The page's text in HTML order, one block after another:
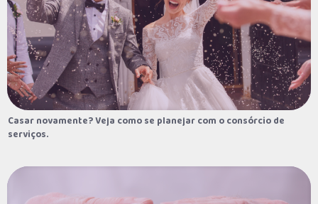
Casar novamente? Veja como se planejar com o consórcio de
serviços.
Casar novamente? Veja como se planejar com o consórcio de
serviços.